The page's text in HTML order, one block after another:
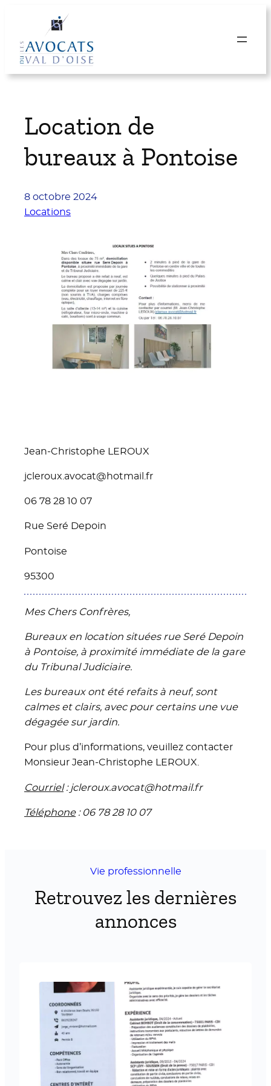
contenu
Location de
bureaux à Pontoise
8 octobre 2024
Locations
Jean-Christophe LEROUX
jcleroux.avocat@hotmail.fr
06 78 28 10 07
Rue Seré Depoin
Pontoise
95300
Mes Chers Confrères,
Bureaux en location situées rue Seré Depoin
à Pontoise, à proximité immédiate de la gare
du Tribunal Judiciaire.
Les bureaux ont été refaits à neuf, sont
calmes et clairs, avec pour certains une vue
dégagée sur jardin.
Pour plus d’informations, veuillez contacter
Monsieur Jean-Christophe LEROUX.
Courriel: jcleroux.avocat@hotmail.fr
Téléphone: 06 78 28 10 07
Vie professionnelle
Retrouvez les dernières
annonces